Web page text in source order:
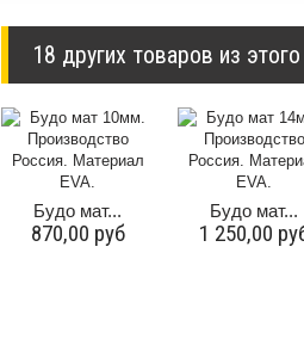
18 других товаров из
Будо мат...
870,00 руб
Будо мат...
1 250,00